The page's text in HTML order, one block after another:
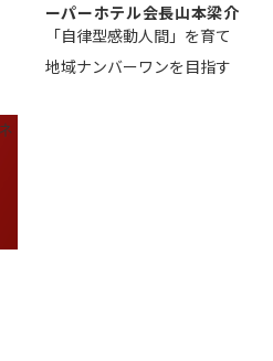
ーパーホテル会長山本梁介
「自律型感動人間」を育て
地域ナンバーワンを目指す